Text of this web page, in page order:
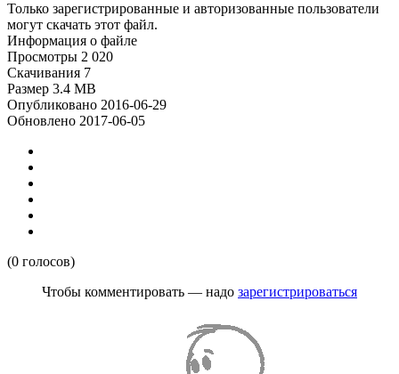
Только зарегистрированные и авторизованные пользователи
могут скачать этот файл.
Информация о файле
Просмотры 2 020
Скачивания 7
Размер 3.4 MB
Опубликовано 2016-06-29
Обновлено 2017-06-05
(0 голосов)
Чтобы комментировать — надо зарегистрироваться